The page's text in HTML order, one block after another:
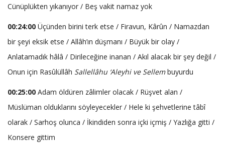
Cünüplükten yıkanıyor / Beş vakit namaz yok
00:24:00 Üçünden birini terk etse / Firavun, Kârûn / Namazdan
bir şeyi eksik etse / Allâh’ın düşmanı / Büyük bir olay /
Anlatamadık hâlâ / Dirileceğine inanan / Akıl alacak bir şey değil /
Onun için Rasûlüllâh Sallellâhu ‘Aleyhi ve Sellembuyurdu
00:25:00 Adam öldüren zâlimler olacak / Rüşvet alan /
Müslüman olduklarını söyleyecekler / Hele ki şehvetlerine tâbî
olarak / Sarhoş olunca / İkindiden sonra içki içmiş / Yazlığa gitti /
Konsere gittim